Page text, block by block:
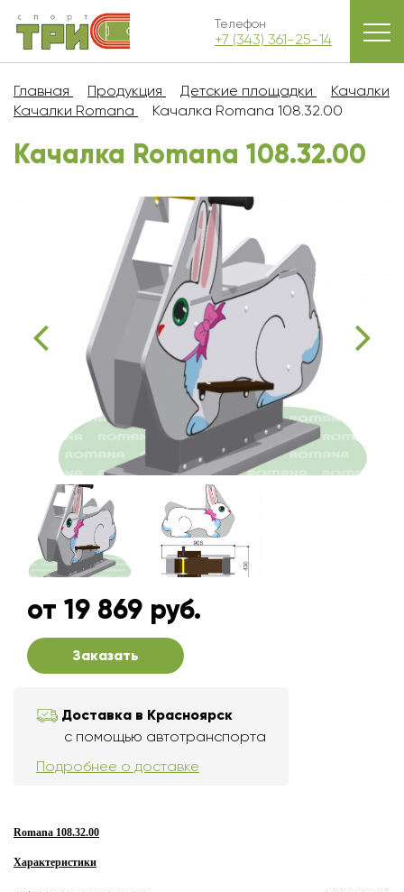
Телефон
+7 (343) 361-25-14
Главная Продукция Детские площадки
Качалки
Качалки Romana
Качалка Romana 108.32.00
Качалка Romana 108.32.00
от 19 869 руб.
Заказать
Доставка в Красноярск
с помощью автотранспорта
Подробнее о доставке
Romana 108.32.00
Характеристики